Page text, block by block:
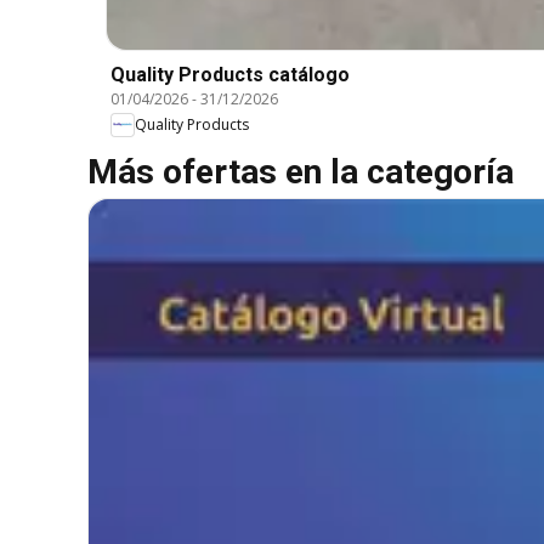
Quality Products catálogo
01/04/2026-31/12/2026
Quality Products
Más ofertas en la categoría